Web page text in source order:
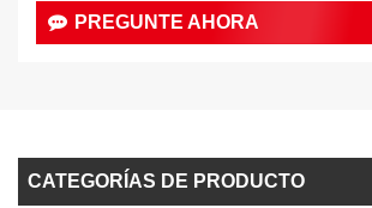
PREGUNTE AHORA
CATEGORÍAS DE PRODUCTO